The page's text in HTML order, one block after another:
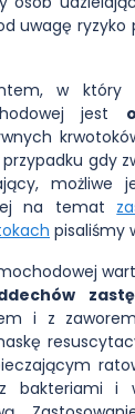
uwagę ryzyko
w który
jest
przypadku gdy
możliwe
na temat
pisaliśmy
i z
bakteriami i